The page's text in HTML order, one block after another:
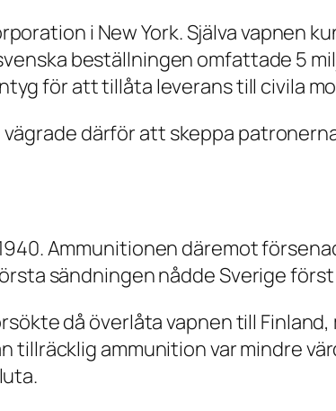
i New York. Själva vapnen
beställningen omfattade 5
för att tillåta leverans till civila
därför att skeppa
Ammunitionen däremot
sändningen nådde Sverige först
då överlåta vapnen till
ammunition var mindre